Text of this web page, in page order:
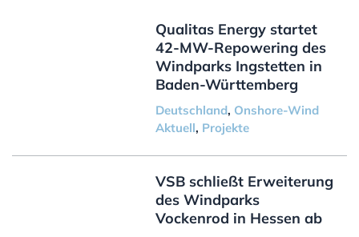
Qualitas Energy startet
42-MW-Repowering des
Windparks Ingstetten in
Baden-Württemberg
Deutschland, Onshore-Wind
Aktuell, Projekte
VSB schließt Erweiterung
des Windparks
Vockenrod in Hessen ab